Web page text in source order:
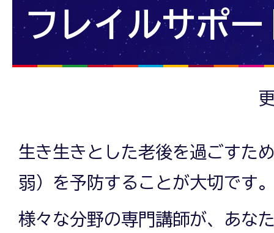
フレイルサポー
生き生きとした老後を過ごすた
弱）を予防することが大切です
様々な分野の専門講師が、あな